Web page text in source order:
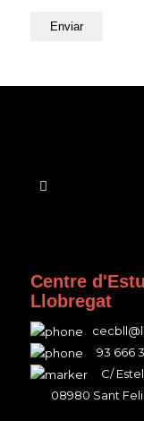
Centre
Llobregat
93 666
C/
08980 Sant